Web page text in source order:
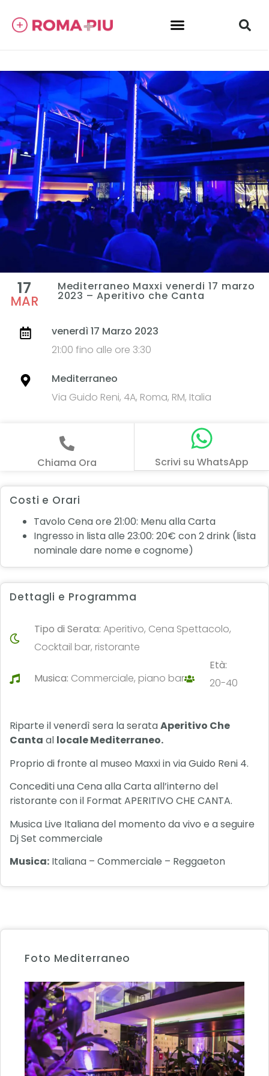
17
MAR
Mediterraneo Maxxi venerdi 17 marzo
2023 – Aperitivo che Canta
venerdì 17 Marzo 2023
21:00 fino alle ore 3:30
Mediterraneo
Via Guido Reni, 4A, Roma, RM, Italia
Chiama Ora Scrivi su WhatsApp
Costi e Orari
Tavolo Cena ore 21:00: Menu alla Carta
Ingresso in lista alle 23:00: 20€ con 2 drink (lista
nominale dare nome e cognome)
Dettagli e Programma
Tipo di Serata:Aperitivo, Cena Spettacolo,
Cocktail bar, ristorante
Musica: Commerciale, piano bar
Età:
20-40
Riparte il venerdì sera la serataAperitivo Che
Canta al locale Mediterraneo.
Proprio di fronte al museo Maxxi in via Guido Reni 4.
Concediti una Cena alla Carta all’interno del
ristorante con il Format APERITIVO CHE CANTA.
Musica Live Italiana del momento da vivo e a seguire
Dj Set commerciale
Musica: Italiana – Commerciale – Reggaeton
Foto Mediterraneo